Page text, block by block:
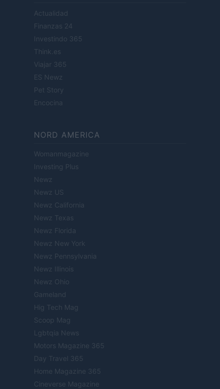
Actualidad
Finanzas 24
Investindo 365
Think.es
Viajar 365
ES Newz
Pet Story
Encocina
NORD AMERICA
Womanmagazine
Investing Plus
Newz
Newz US
Newz California
Newz Texas
Newz Florida
Newz New York
Newz Pennsylvania
Newz Illinois
Newz Ohio
Gameland
Hig Tech Mag
Scoop Mag
Lgbtqia News
Motors Magazine 365
Day Travel 365
Home Magazine 365
Cineverse Magazine